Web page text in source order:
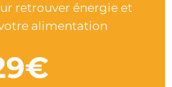
retrouver énergie et
alimentation